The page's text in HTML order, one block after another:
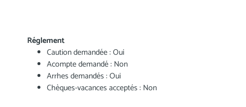
Réglement
Caution demandée : Oui
Acompte demandé : Non
Arrhes demandés : Oui
Chèques-vacances acceptés : Non